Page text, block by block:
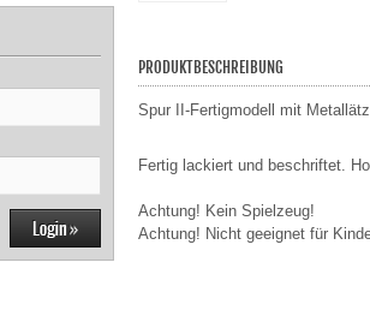
PRODUKTBESCHREIBUNG
Spur II-Fertigmodell mit
Fertig lackiert und beschriftet.
Achtung! Kein Spielzeug!
Achtung! Nicht geeignet für